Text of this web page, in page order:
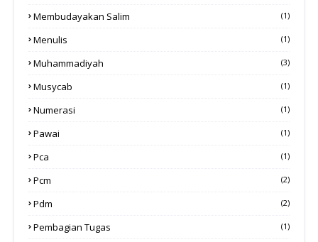
Membudayakan Salim (1)
Menulis (1)
Muhammadiyah (3)
Musycab (1)
Numerasi (1)
Pawai (1)
Pca (1)
Pcm (2)
Pdm (2)
Pembagian Tugas (1)